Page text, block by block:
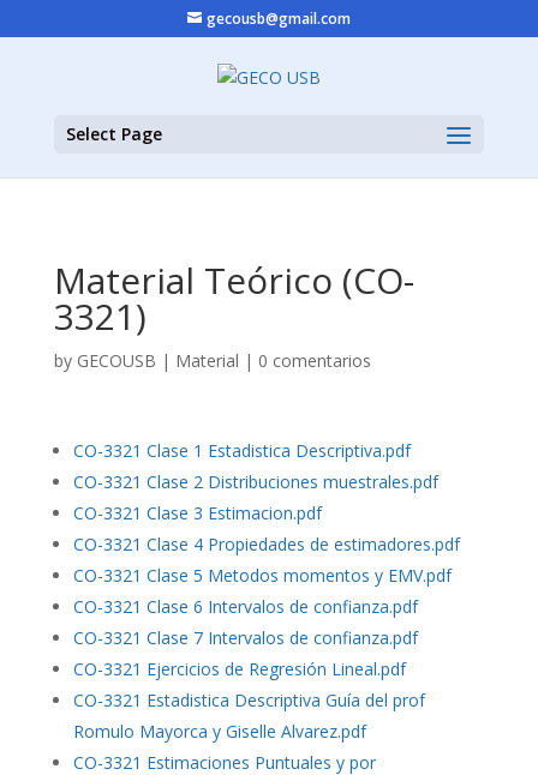
gecousb@gmail.com
Select Page
Material Teórico (CO-
3321)
by GECOUSB | Material | 0 comentarios
CO-3321 Clase 1 Estadistica Descriptiva.pdf
CO-3321 Clase 2 Distribuciones muestrales.pdf
CO-3321 Clase 3 Estimacion.pdf
CO-3321 Clase 4 Propiedades de estimadores.pdf
CO-3321 Clase 5 Metodos momentos y EMV.pdf
CO-3321 Clase 6 Intervalos de confianza.pdf
CO-3321 Clase 7 Intervalos de confianza.pdf
CO-3321 Ejercicios de Regresión Lineal.pdf
CO-3321 Estadistica Descriptiva Guía del prof
Romulo Mayorca y Giselle Alvarez.pdf
CO-3321 Estimaciones Puntuales y por